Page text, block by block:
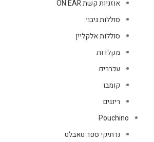
אוזניות קשת ON EAR
סוללות גיבוי
סוללות אלקליין
מקלדות
עכברים
קומבו
רינגים
Pouchino
נרתיקי ספר טאבלט